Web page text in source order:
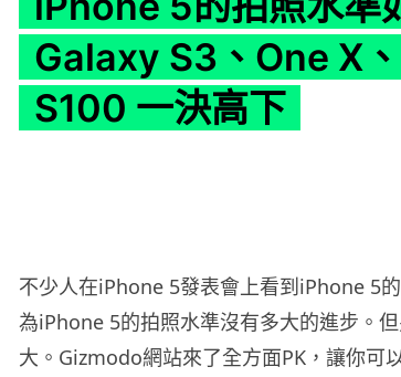
Galaxy S3、One X
S100 一決高下
不少人在iPhone 5發表會上看到iPhone 5
為iPhone 5的拍照水準沒有多大的進步。
大。Gizmodo網站來了全方面PK，讓你可